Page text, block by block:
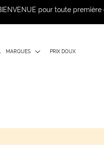
pour toute
MARQUES PRIX DOUX